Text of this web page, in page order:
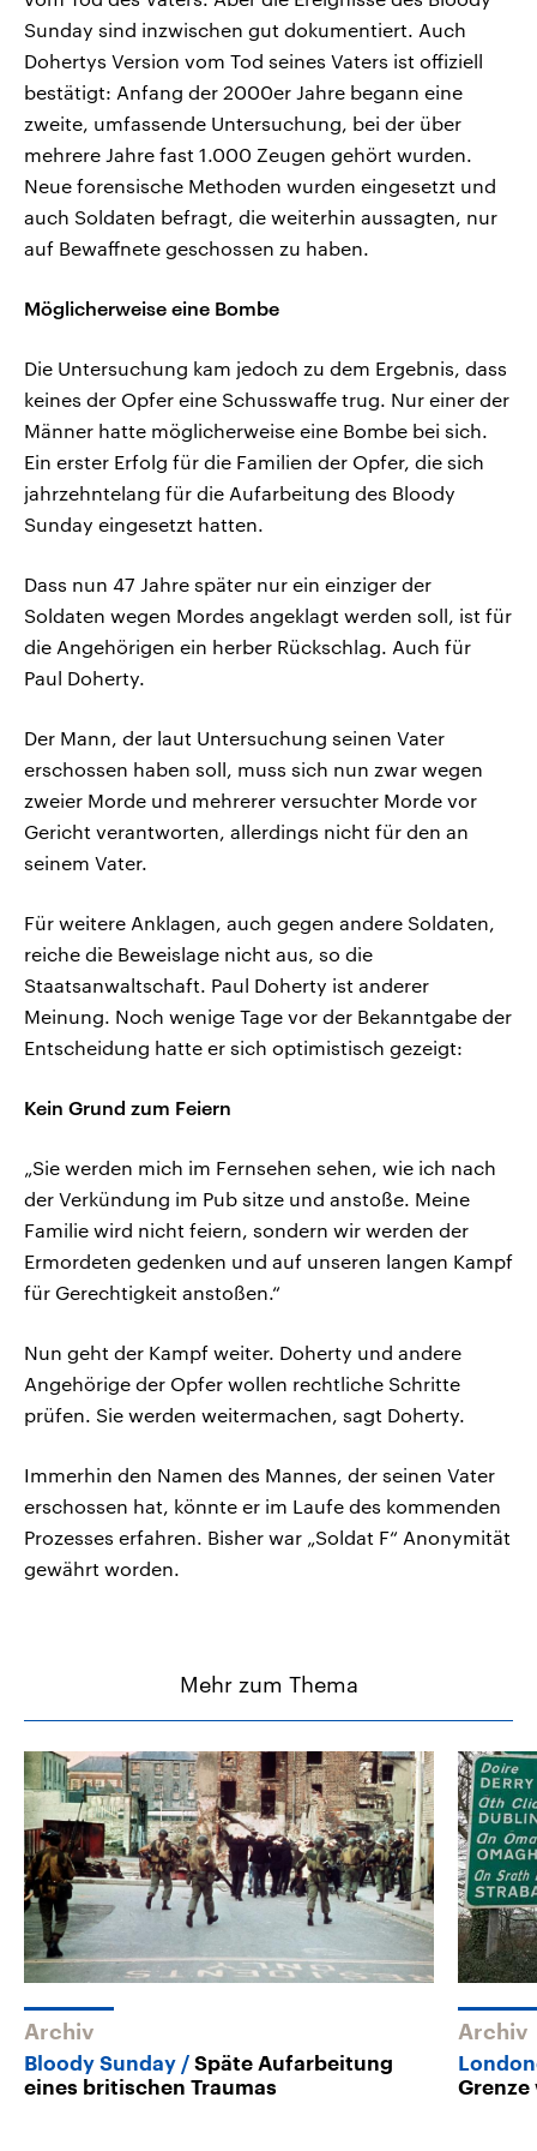
Sunday sind inzwischen gut dokumentiert. Auch
Dohertys Version vom Tod seines Vaters ist offiziell
bestätigt: Anfang der 2000er Jahre begann eine
zweite, umfassende Untersuchung, bei der über
mehrere Jahre fast 1.000 Zeugen gehört wurden.
Neue forensische Methoden wurden eingesetzt und
auch Soldaten befragt, die weiterhin aussagten, nur
auf Bewaffnete geschossen zu haben.
Möglicherweise eine Bombe
Die Untersuchung kam jedoch zu dem Ergebnis, dass
keines der Opfer eine Schusswaffe trug. Nur einer der
Männer hatte möglicherweise eine Bombe bei sich.
Ein erster Erfolg für die Familien der Opfer, die sich
jahrzehntelang für die Aufarbeitung des Bloody
Sunday eingesetzt hatten.
Dass nun 47 Jahre später nur ein einziger der
Soldaten wegen Mordes angeklagt werden soll, ist für
die Angehörigen ein herber Rückschlag. Auch für
Paul Doherty.
Der Mann, der laut Untersuchung seinen Vater
erschossen haben soll, muss sich nun zwar wegen
zweier Morde und mehrerer versuchter Morde vor
Gericht verantworten, allerdings nicht für den an
seinem Vater.
Für weitere Anklagen, auch gegen andere Soldaten,
reiche die Beweislage nicht aus, so die
Staatsanwaltschaft. Paul Doherty ist anderer
Meinung. Noch wenige Tage vor der Bekanntgabe der
Entscheidung hatte er sich optimistisch gezeigt:
Kein Grund zum Feiern
„Sie werden mich im Fernsehen sehen, wie ich nach
der Verkündung im Pub sitze und anstoße. Meine
Familie wird nicht feiern, sondern wir werden der
Ermordeten gedenken und auf unseren langen Kampf
für Gerechtigkeit anstoßen.“
Nun geht der Kampf weiter. Doherty und andere
Angehörige der Opfer wollen rechtliche Schritte
prüfen. Sie werden weitermachen, sagt Doherty.
Immerhin den Namen des Mannes, der seinen Vater
erschossen hat, könnte er im Laufe des kommenden
Prozesses erfahren. Bisher war „Soldat F“ Anonymität
gewährt worden.
Mehr zum Thema
Archiv
Bloody Sunday
Späte Aufarbeitung
eines britischen Traumas
Archiv
Grenze